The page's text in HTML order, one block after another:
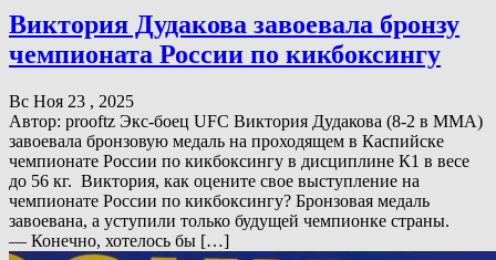
Виктория Дудакова завоевала бронзу
чемпионата России по кикбоксингу
Вс Ноя 23 , 2025
Автор: prooftz Экс-боец UFC Виктория Дудакова (8-2 в ММА)
завоевала бронзовую медаль на проходящем в Каспийске
чемпионате России по кикбоксингу в дисциплине К1 в весе
до 56 кг. Виктория, как оцените свое выступление на
чемпионате России по кикбоксингу? Бронзовая медаль
завоевана, а уступили только будущей чемпионке страны.
— Конечно, хотелось бы […]